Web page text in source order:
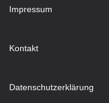
Impressum
Kontakt
Datenschutzerklärung